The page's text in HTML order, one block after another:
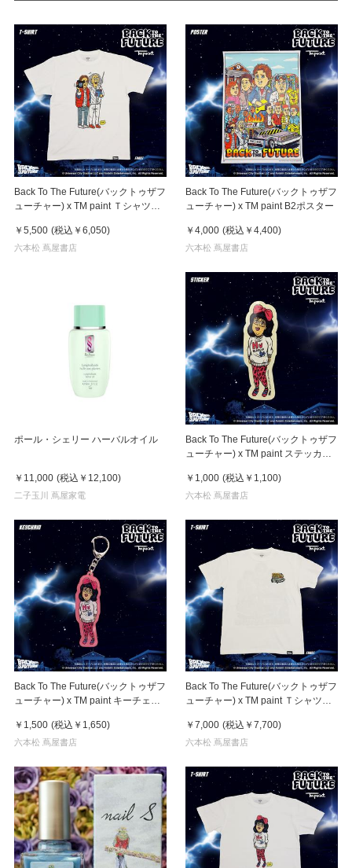
Back To The Future(バックトゥザフ
ューチャー) x TM paint Ｔシャツ
￥5,500 (税込 ￥6,050)
六本松 蔦屋書店
Back To The Future(バックトゥザフ
ューチャー) x TM paint B2ポスター
￥4,000 (税込 ￥4,400)
六本松 蔦屋書店
ポール・シェリー ハーバルオイル
￥11,000 (税込 ￥12,100)
二子玉川 蔦屋家電
Back To The Future(バックトゥザフ
ューチャー) x TM paint ステッカー
￥1,000 (税込 ￥1,100)
六本松 蔦屋書店
Back To The Future(バックトゥザフ
ューチャー) x TM paint キーチェー
￥1,500 (税込 ￥1,650)
六本松 蔦屋書店
Back To The Future(バックトゥザフ
ューチャー) x TM paint Ｔシャツ
￥7,000 (税込 ￥7,700)
六本松 蔦屋書店